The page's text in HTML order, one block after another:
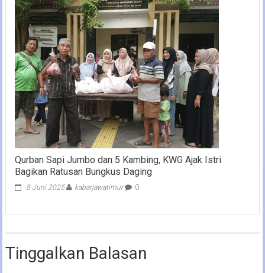
Qurban Sapi Jumbo dan 5 Kambing, KWG Ajak Istri
Bagikan Ratusan Bungkus Daging
8 Juni 2025 kabarjawatimur 0
Tinggalkan Balasan